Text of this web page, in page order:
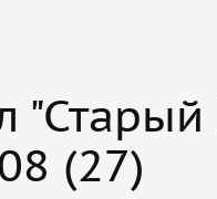
"Старый
(27)